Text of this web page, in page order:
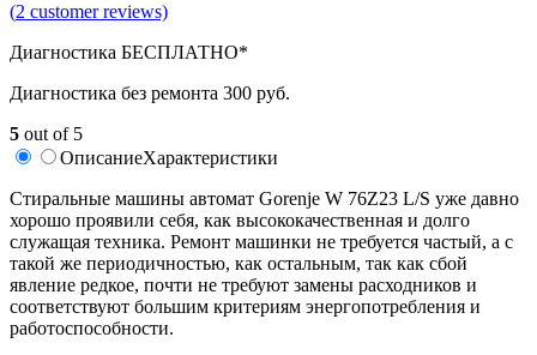
(2 customer reviews)
Диагностика БЕСПЛАТНО*
Диагностика без ремонта 300 руб.
5 out of 5
ОписаниеХарактеристики
Стиральные машины автомат Gorenje W 76Z23 L/S уже давно
хорошо проявили себя, как высококачественная и долго
служащая техника. Ремонт машинки не требуется частый, а с
такой же периодичностью, как остальным, так как сбой
явление редкое, почти не требуют замены расходников и
соответствуют большим критериям энергопотребления и
работоспособности.